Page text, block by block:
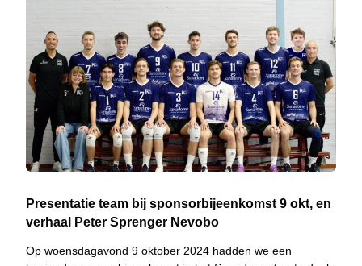
Presentatie team bij sponsorbijeenkomst 9 okt, en
verhaal Peter Sprenger Nevobo
Op woensdagavond 9 oktober 2024 hadden we een